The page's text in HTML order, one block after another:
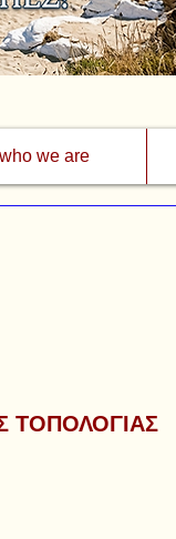
who we are
ΤΟΠΟΛΟΓΙΑΣ